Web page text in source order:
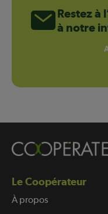
Restez à
à notre
Le Coopérateur
À propos